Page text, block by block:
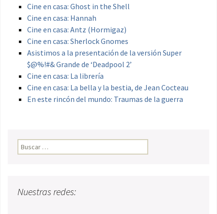
Cine en casa: Ghost in the Shell
Cine en casa: Hannah
Cine en casa: Antz (Hormigaz)
Cine en casa: Sherlock Gnomes
Asistimos a la presentación de la versión Super
$@%!#& Grande de ‘Deadpool 2’
Cine en casa: La librería
Cine en casa: La bella y la bestia, de Jean Cocteau
En este rincón del mundo: Traumas de la guerra
Buscar:
Nuestras redes: